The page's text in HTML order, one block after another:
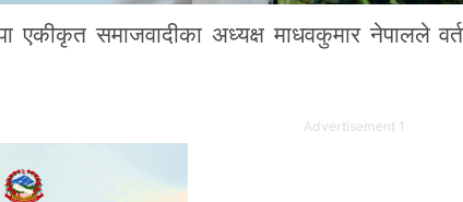
एकीकृत समाजवादीका अध्यक्ष माधवकुमार नेपालले
Advertisement 1